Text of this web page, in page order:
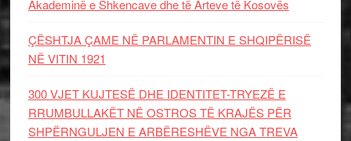
Akademinë e Shkencave dhe të Arteve të Kosovës
ÇËSHTJA ÇAME NË PARLAMENTIN E SHQIPËRISË
NË VITIN 1921
300 VJET KUJTESË DHE IDENTITET-TRYEZË E
RRUMBULLAKËT NË OSTROS TË KRAJËS PËR
SHPËRNGULJEN E ARBËRESHËVE NGA TREVA